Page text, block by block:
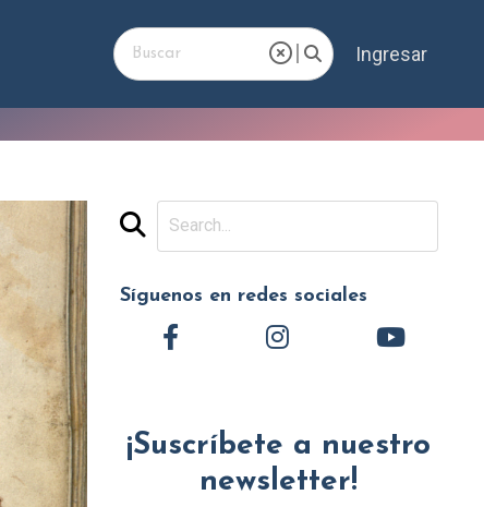
Ingresar
Síguenos en redes sociales
¡Suscríbete a nuestro
newsletter!